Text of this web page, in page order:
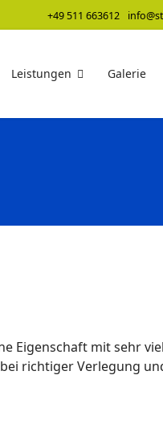
+49 511 663612
Leistungen Galerie
Eigenschaft mit sehr
richtiger Verlegung